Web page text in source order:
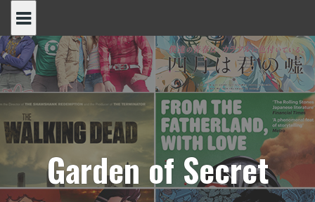
content
Garden of Secret